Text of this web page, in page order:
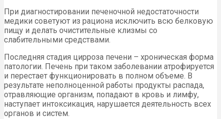
При диагностировании печеночной недостаточности
медики советуют из рациона исключить всю белковую
пищу и делать очистительные клизмы со
слабительными средствами.
Последняя стадия цирроза печени – хроническая форма
патологии. Печень при таком заболевании атрофируется
и перестает функционировать в полном объеме. В
результате неполноценной работы продукты распада,
отравляющие организм, попадают в кровь и лимфу,
наступает интоксикация, нарушается деятельность всех
органов и систем.